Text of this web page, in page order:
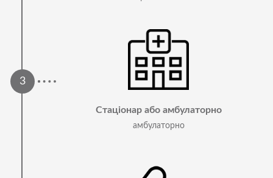
Стаціонар або амбулаторно
амбулаторно